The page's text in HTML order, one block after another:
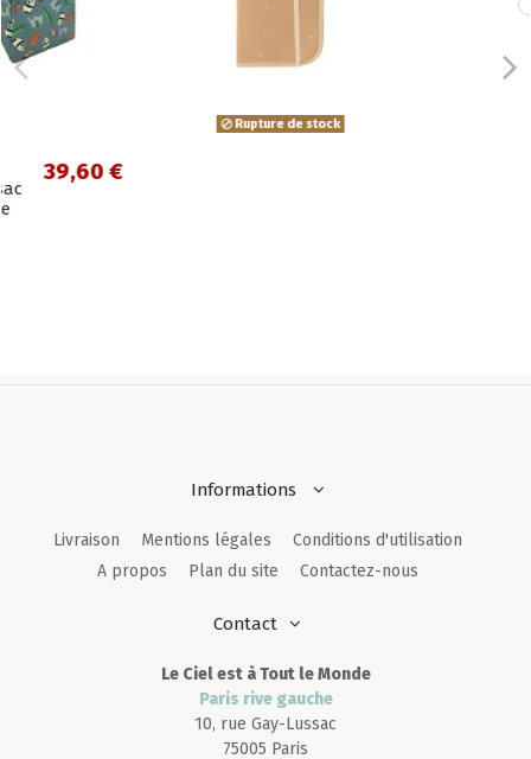
Informations
Livraison Mentions légales
Conditions d'utilisation
A propos
Plan du site Contactez-nous
Contact
Le Ciel est à Tout le Monde
Paris rive gauche
10, rue Gay-Lussac
75005 Paris